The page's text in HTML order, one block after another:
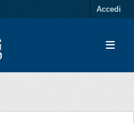
Accedi